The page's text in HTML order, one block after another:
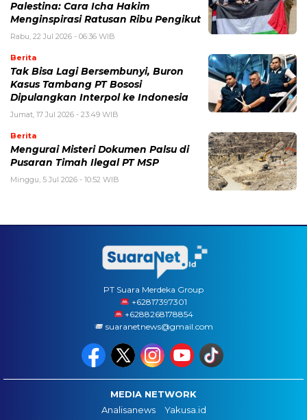
Palestina: Cara Icha Hakim
Menginspirasi Ratusan Ribu Pengikut
Rabu, 22 Jul 2026 - 06:36 WIB
Berita
Tak Bisa Lagi Bersembunyi, Buron
Kasus Tambang PT Bososi
Dipulangkan Interpol ke Indonesia
Jumat, 17 Jul 2026 - 23:49 WIB
Berita
Mengurai Misteri Dokumen Palsu di
Pusaran Timah Ilegal PT MSP
Minggu, 5 Jul 2026 - 10:52 WIB
PT Suara Merdeka Group
‪+62817397301
+6288268178854
suaranetnews@gmail.com
MEDIA NETWORK
Analisanews
Yakusa.id